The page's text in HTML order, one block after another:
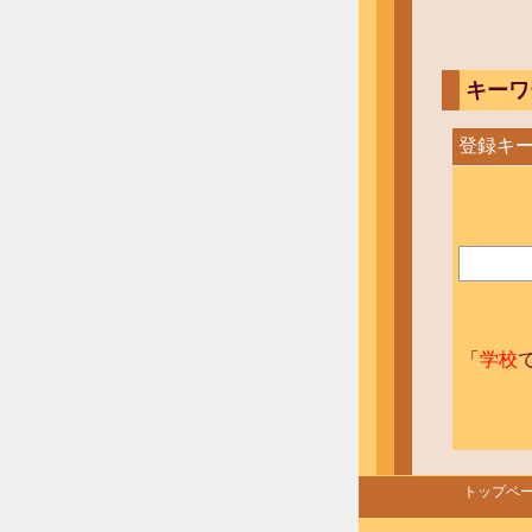
キー
登録キ
「 学校
トップペ